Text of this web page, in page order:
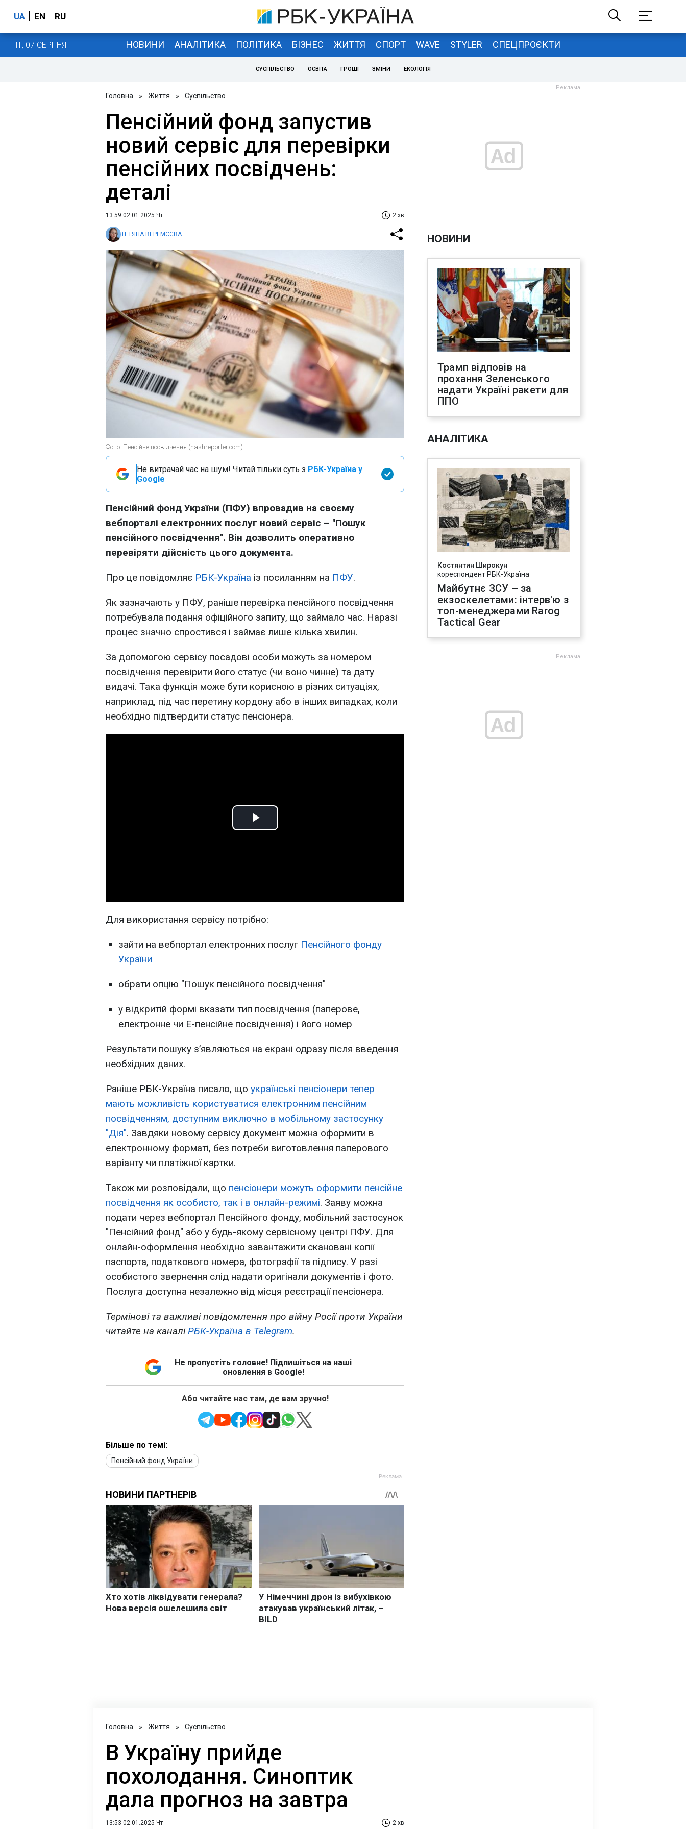
UA EN RU
ПТ, 07 СЕРПНЯ НОВИНИ АНАЛІТИКА ПОЛІТИКА БІЗНЕС ЖИТТЯ СПОРТ WAVE STYLER СПЕЦПРОЄКТИ
СУСПІЛЬСТВО ОСВІТА ГРОШІ ЗМІНИ ЕКОЛОГІЯ
Головна » Життя » Суспільство
Пенсійний фонд запустив
новий сервіс для перевірки
пенсійних посвідчень:
деталі
13:59 02.01.2025 Чт 2 хв
ТЕТЯНА ВЕРЕМЄЄВА
Фото: Пенсійне посвідчення (nashreporter.com)
Не витрачай час на шум! Читай тільки суть з РБК-Україна у
Google
Пенсійний фонд України (ПФУ) впровадив на своєму
вебпорталі електронних послуг новий сервіс – "Пошук
пенсійного посвідчення". Він дозволить оперативно
перевіряти дійсність цього документа.
Про це повідомляє РБК-Україна із посиланням на ПФУ.
Як зазначають у ПФУ, раніше перевірка пенсійного посвідчення
потребувала подання офіційного запиту, що займало час. Наразі
процес значно спростився і займає лише кілька хвилин.
За допомогою сервісу посадові особи можуть за номером
посвідчення перевірити його статус (чи воно чинне) та дату
видачі. Така функція може бути корисною в різних ситуаціях,
наприклад, під час перетину кордону або в інших випадках, коли
необхідно підтвердити статус пенсіонера.
Play
Для використання сервісу потрібно:
зайти на вебпортал електронних послуг Пенсійного фонду
України
обрати опцію "Пошук пенсійного посвідчення"
у відкритій формі вказати тип посвідчення (паперове,
електронне чи Е-пенсійне посвідчення) і його номер
Результати пошуку з’являються на екрані одразу після введення
необхідних даних.
Раніше РБК-Україна писало, що українські пенсіонери тепер
мають можливість користуватися електронним пенсійним
посвідченням, доступним виключно в мобільному застосунку
"Дія". Завдяки новому сервісу документ можна оформити в
електронному форматі, без потреби виготовлення паперового
варіанту чи платіжної картки.
Також ми розповідали, що пенсіонери можуть оформити пенсійне
посвідчення як особисто, так і в онлайн-режимі. Заяву можна
подати через вебпортал Пенсійного фонду, мобільний застосунок
"Пенсійний фонд" або у будь-якому сервісному центрі ПФУ. Для
онлайн-оформлення необхідно завантажити скановані копії
паспорта, податкового номера, фотографії та підпису. У разі
особистого звернення слід надати оригінали документів і фото.
Послуга доступна незалежно від місця реєстрації пенсіонера.
Термінові та важливі повідомлення про війну Росії проти України
читайте на каналіРБК-Україна в Telegram.
Не пропустіть головне! Підпишіться на наші
оновлення в Google!
Або читайте нас там, де вам зручно!
Більше по темі:
Пенсійний фонд України
НОВИНИ
Трамп відповів на
прохання Зеленського
надати Україні ракети для
ППО
АНАЛІТИКА
Костянтин Широкун
кореспондент РБК-Україна
Майбутнє ЗСУ – за
екзоскелетами: інтерв'ю з
топ-менеджерами Rarog
Tactical Gear
Головна » Життя » Суспільство
В Україну прийде
похолодання. Синоптик
дала прогноз на завтра
13:53 02.01.2025 Чт 2 хв